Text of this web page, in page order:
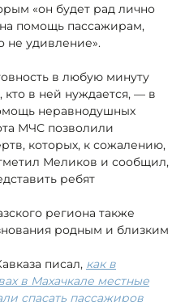
«он будет рад лично
помощь пассажирам,
не удивление».
в любую минуту
в ней нуждается, — в
неравнодушных
МЧС позволили
которых, к сожалению,
Меликов и сообщил,
ребят
региона также
родным и близким
писал, как в
в Махачкале местные
спасать пассажиров